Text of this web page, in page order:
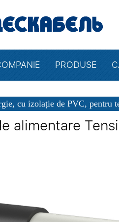
PRODUSE
cu izolație de PVC, pentru
alimentare